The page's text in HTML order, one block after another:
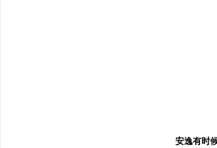
安逸有时